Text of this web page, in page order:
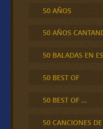
50 AÑOS
50 AÑOS
50 BALADAS EN
50 BEST OF
50 BEST OF …
50 CANCIONES